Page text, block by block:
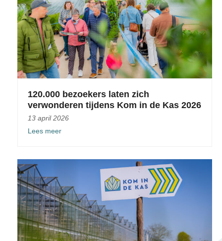
120.000 bezoekers laten zich
verwonderen tijdens Kom in de Kas 2026
13 april 2026
Lees meer